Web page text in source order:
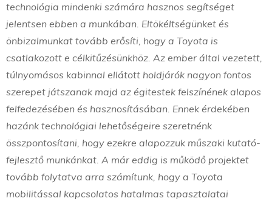
technológia mindenki számára hasznos segítséget
jelentsen ebben a munkában. Eltökéltségünket és
önbizalmunkat tovább erősíti, hogy a Toyota is
csatlakozott e célkitűzésünkhöz. Az ember által vezetett,
túlnyomásos kabinnal ellátott holdjárók nagyon fontos
szerepet játszanak majd az égitestek felszínének alapos
felfedezésében és hasznosításában. Ennek érdekében
hazánk technológiai lehetőségeire szeretnénk
összpontosítani, hogy ezekre alapozzuk műszaki kutató-
fejlesztő munkánkat. A már eddig is működő projektet
tovább folytatva arra számítunk, hogy a Toyota
mobilitással kapcsolatos hatalmas tapasztalatai